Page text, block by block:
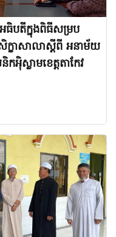
ធិបតីក្នុងពិធីសម្រប
ក្ខាសាលាស្តីពី​ អនាម័យ
ស្លាមខេត្តតាកែវ